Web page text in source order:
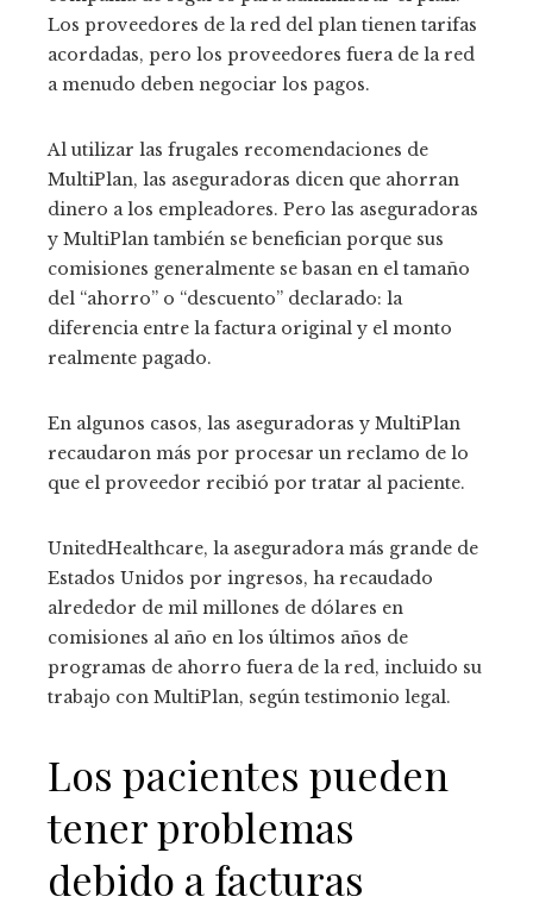
Los proveedores de la red del plan tienen tarifas
acordadas, pero los proveedores fuera de la red
a menudo deben negociar los pagos.
Al utilizar las frugales recomendaciones de
MultiPlan, las aseguradoras dicen que ahorran
dinero a los empleadores. Pero las aseguradoras
y MultiPlan también se benefician porque sus
comisiones generalmente se basan en el tamaño
del “ahorro” o “descuento” declarado: la
diferencia entre la factura original y el monto
realmente pagado.
En algunos casos, las aseguradoras y MultiPlan
recaudaron más por procesar un reclamo de lo
que el proveedor recibió por tratar al paciente.
UnitedHealthcare, la aseguradora más grande de
Estados Unidos por ingresos, ha recaudado
alrededor de mil millones de dólares en
comisiones al año en los últimos años de
programas de ahorro fuera de la red, incluido su
trabajo con MultiPlan, según testimonio legal.
Los pacientes pueden
tener problemas
debido a facturas